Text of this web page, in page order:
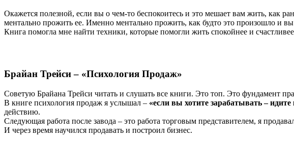
Окажется полезной, если вы о чем-то беспокоитесь и это мешает вам жить, как
ментально прожить ее. Именно ментально прожить, как будто это произошло и
Книга помогла мне найти техники, которые помогли жить спокойнее и
Брайан Трейси – «Психология Продаж»
Советую Брайана Трейси читать и слушать все книги. Это топ. Это фундамент
В книге психология продаж я услышал – «если вы хотите зарабатывать –
действию.
Следующая работа после завода – это работа торговым представителем, я
И через время научился продавать и построил бизнес.